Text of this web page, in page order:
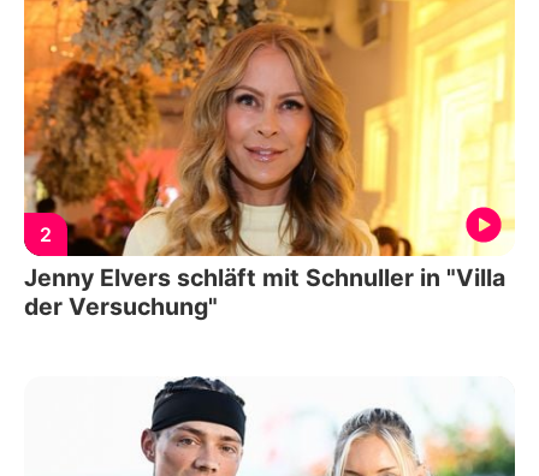
2
Jenny Elvers schläft mit Schnuller in "Villa
der Versuchung"